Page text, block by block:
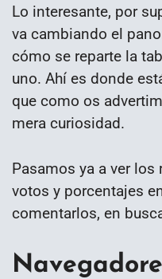
Lo interesante, por
va cambiando el
cómo se reparte la
uno. Ahí es donde
que como os
mera curiosidad.
Pasamos ya a ver
votos y porcentajes
comentarlos, en